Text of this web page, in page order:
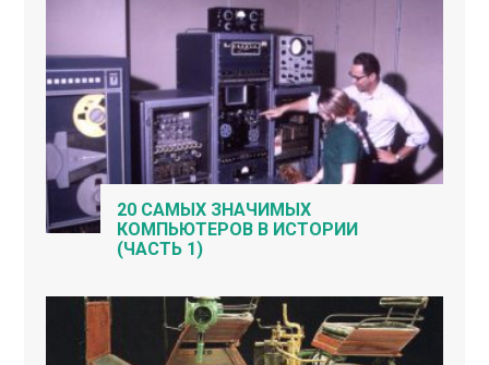
20 САМЫХ ЗНАЧИМЫХ
КОМПЬЮТЕРОВ В ИСТОРИИ
(ЧАСТЬ 1)